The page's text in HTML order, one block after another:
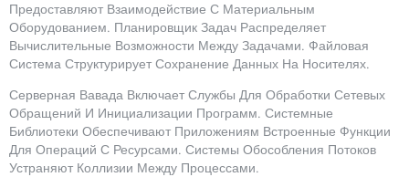
Предоставляют Взаимодействие С Материальным
Оборудованием. Планировщик Задач Распределяет
Вычислительные Возможности Между Задачами. Файловая
Система Структурирует Сохранение Данных На Носителях.
Серверная Вавада Включает Службы Для Обработки Сетевых
Обращений И Инициализации Программ. Системные
Библиотеки Обеспечивают Приложениям Встроенные Функции
Для Операций С Ресурсами. Системы Обособления Потоков
Устраняют Коллизии Между Процессами.